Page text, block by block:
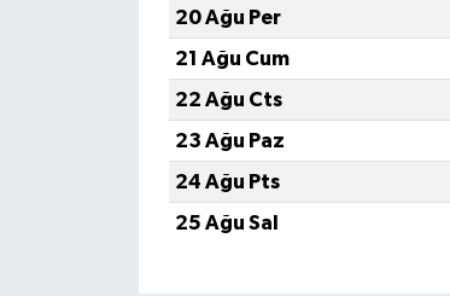
20 Ağu Per
21 Ağu Cum
22 Ağu Cts
23 Ağu Paz
24 Ağu Pts
25 Ağu Sal